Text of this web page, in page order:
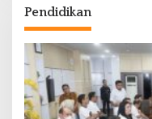
Pendidikan